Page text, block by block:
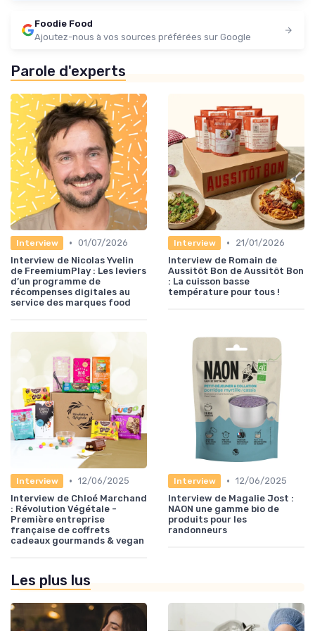
Foodie Food
Ajoutez-nous à vos sources préférées sur Google
Parole d'experts
Interview • 01/07/2026
Interview de Nicolas Yvelin
de FreemiumPlay : Les leviers
d’un programme de
récompenses digitales au
service des marques food
Interview •
21/01/2026
Interview de Romain de
Aussitôt Bon de Aussitôt Bon
: La cuisson basse
température pour tous !
Interview • 12/06/2025
Interview de Chloé Marchand
: Révolution Végétale -
Première entreprise
française de coffrets
cadeaux gourmands & vegan
Interview • 12/06/2025
Interview de Magalie Jost :
NAON une gamme bio de
produits pour les
randonneurs
Les plus lus